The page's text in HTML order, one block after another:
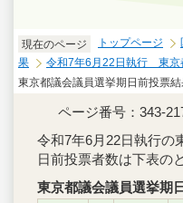
現在のページ トップページ
果
令和7年6月22日執行 東京
東京都議会議員選挙期日前投票
ページ番号：343-
令和7年6月22日執行の
日前投票者数は下表の
東京都議会議員選挙期